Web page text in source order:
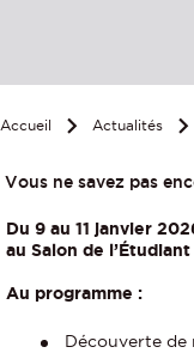
Accueil Actualités
Vous ne savez pas
Du 9 au 11 janvier
au Salon de
Au programme :
Découverte